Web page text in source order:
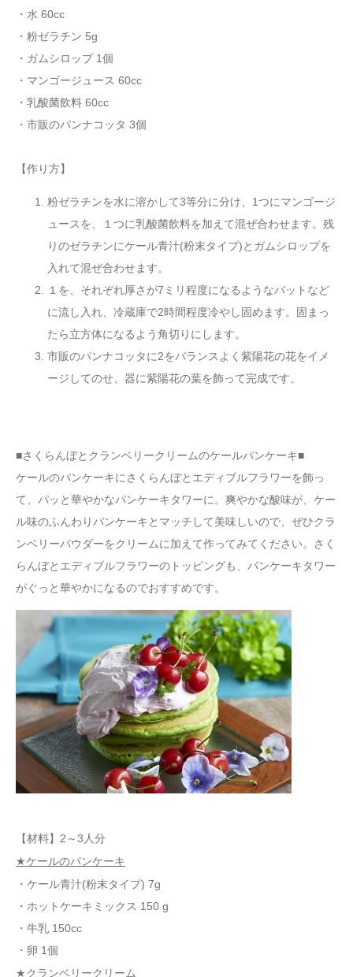
・水 60cc
・粉ゼラチン 5g
・ガムシロップ 1個
・マンゴージュース 60cc
・乳酸菌飲料 60cc
・市販のパンナコッタ 3個
【作り方】
粉ゼラチンを水に溶かして3等分に分け、1つにマンゴージ
ュースを、１つに乳酸菌飲料を加えて混ぜ合わせます。残
りのゼラチンにケール青汁(粉末タイプ)とガムシロップを
入れて混ぜ合わせます。
１を、それぞれ厚さが7ミリ程度になるようなバットなど
に流し入れ、冷蔵庫で2時間程度冷やし固めます。固まっ
たら立方体になるよう角切りにします。
市販のパンナコッタに2をバランスよく紫陽花の花をイメ
ージしてのせ、器に紫陽花の葉を飾って完成です。
■さくらんぼとクランベリークリームのケールパンケーキ■
ケールのパンケーキにさくらんぼとエディブルフラワーを飾っ
て、パッと華やかなパンケーキタワーに。爽やかな酸味が、ケー
ル味のふんわりパンケーキとマッチして美味しいので、ぜひクラ
ンベリーパウダーをクリームに加えて作ってみてください。さく
らんぼとエディブルフラワーのトッピングも、パンケーキタワー
がぐっと華やかになるのでおすすめです。
【材料】2～3人分
★ケールのパンケーキ
・ケール青汁(粉末タイプ) 7g
・ホットケーキミックス 150 g
・牛乳 150cc
・卵 1個
★クランベリークリーム